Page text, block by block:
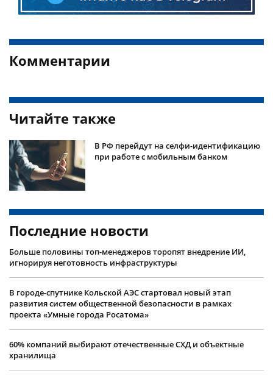
Комментарии
Читайте также
В РФ перейдут на селфи-идентификацию
при работе с мобильным банком
Последние новости
Больше половины топ-менеджеров торопят внедрение ИИ,
игнорируя неготовность инфраструктуры
В городе-спутнике Кольской АЭС стартовал новый этап
развития систем общественной безопасности в рамках
проекта «Умные города Росатома»
60% компаний выбирают отечественные СХД и объектные
хранилища